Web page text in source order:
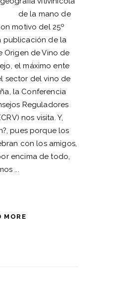
la mano de
motivo del 25º
publicación de la
Origen de Vino de
el máximo ente
sector del vino de
la Conferencia
Reguladores
nos visita. Y,
pues porque los
con los amigos,
encima de todo,
MORE